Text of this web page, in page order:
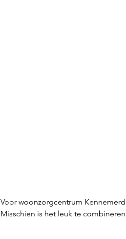
Voor woonzorgcentrum
Misschien is het leuk te